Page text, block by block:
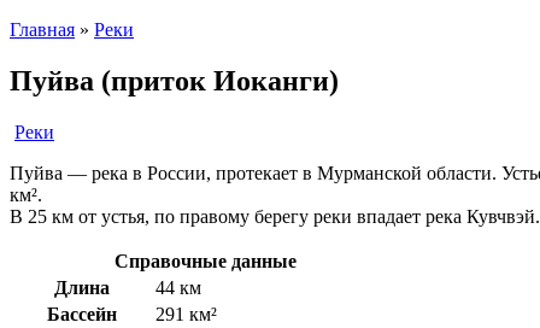
Главная » Реки
Пуйва (приток Иоканги)
Реки
Пуйва — река в России, протекает в Мурманской области.
км².
В 25 км от устья, по правому берегу реки впадает река Кувчвэй.
Справочные данные
Длина
44 км
Бассейн
291 км²